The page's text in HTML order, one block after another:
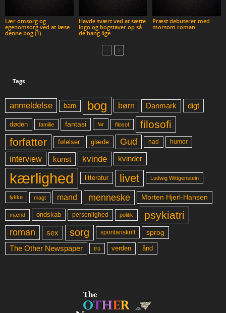
Lær omsorg og
egenomsorg ved at læse
denne bog (1)
Havde svært ved at sætte
logo og bogstaver op så
de hang lige
Præst debuterer med
morsom roman
Tags
anmeldelse barn bog børn Danmark digt
døden familie fantasi far filosof
filosofi
forfatter
følelser glæde Gud had humor
interview kunst kvinde kvinder
kærlighed litteratur livet Ludwig Wittgenstein
lykke magt mand menneske Morten Hjerl-Hansen
mænd ondskab personlighed politik psykiatri
roman sex sorg spontanskrift sprog
The Other Newspaper tro verden ånd